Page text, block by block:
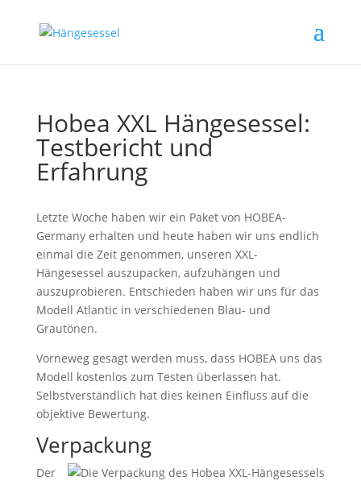
Hobea XXL Hängesessel:
Testbericht und
Erfahrung
Letzte Woche haben wir ein Paket von HOBEA-
Germany erhalten und heute haben wir uns endlich
einmal die Zeit genommen, unseren XXL-
Hängesessel auszupacken, aufzuhängen und
auszuprobieren. Entschieden haben wir uns für das
Modell Atlantic in verschiedenen Blau- und
Grautönen.
Vorneweg gesagt werden muss, dass HOBEA uns das
Modell kostenlos zum Testen überlassen hat.
Selbstverständlich hat dies keinen Einfluss auf die
objektive Bewertung.
Verpackung
Der